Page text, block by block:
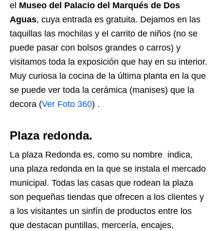
el Museo del Palacio del Marqués de Dos
Aguas, cuya entrada es gratuita. Dejamos en las
taquillas las mochilas y el carrito de niños (no se
puede pasar con bolsos grandes o carros) y
visitamos toda la exposición que hay en su interior.
Muy curiosa la cocina de la última planta en la que
se puede ver toda la cerámica (manises) que la
decora (Ver Foto 360) .
Plaza redonda.
La plaza Redonda es, como su nombre indica,
una plaza redonda en la que se instala el mercado
municipal. Todas las casas que rodean la plaza
son pequeñas tiendas que ofrecen a los clientes y
a los visitantes un sinfín de productos entre los
que destacan puntillas, mercería, encajes,